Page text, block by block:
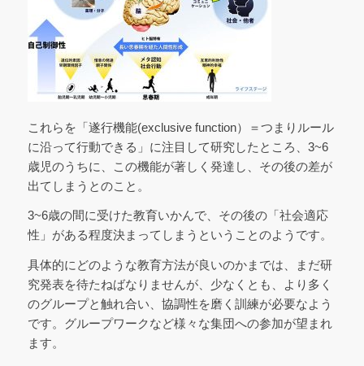
これらを「遂行機能(exclusive function）＝つまりルール
に沿って行動できる」に注目して研究したところ、3~6
歳児のうちに、この機能が著しく発達し、その後の差が
出てしまうとのこと。
3~6歳の間に受けた教育いかんで、その後の「社会適応
性」がある程度決まってしまうということのようです。
具体的にどのような教育方法が良いのかまでは、まだ研
究発表を待たねばなりませんが、少なくとも、より多く
のグループと触れ合い、協調性を磨く訓練が必要なよう
です。グループワークなど様々な集団への参加が望まれ
ます。